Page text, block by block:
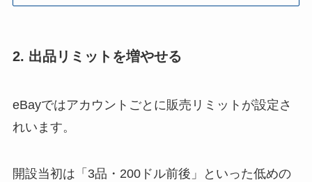
2. 出品リミットを増やせる
eBayではアカウントごとに販売リミットが設定さ
れいます。
開設当初は「3品・200ドル前後」といった低めの